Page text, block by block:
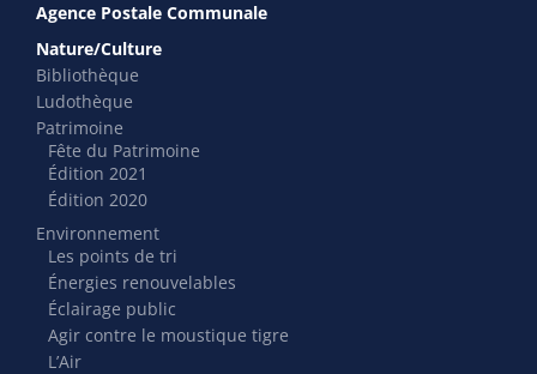
Agence Postale Communale
Nature/Culture
Bibliothèque
Ludothèque
Patrimoine
Fête du Patrimoine
Édition 2021
Édition 2020
Environnement
Les points de tri
Énergies renouvelables
Éclairage public
Agir contre le moustique tigre
L’Air